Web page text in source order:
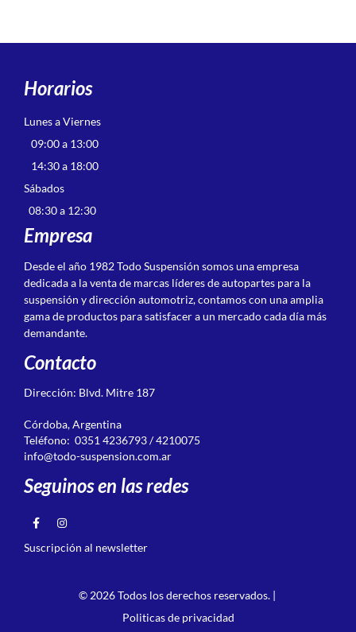
Horarios
Lunes a Viernes
09:00 a 13:00
14:30 a 18:00
Sábados
08:30 a 12:30
Empresa
Desde el año 1982 Todo Suspensión somos una empresa
dedicada a la venta de marcas líderes de autopartes para la
suspensión y dirección automotriz, contamos con una amplia
gama de productos para satisfacer a un mercado cada día más
demandante.
Contacto
Dirección: Blvd. Mitre 187
Córdoba, Argentina
Teléfono: 0351 4236793 / 4210075
info@todo-suspension.com.ar
Seguinos en las redes
Suscripción al newsletter
© 2026 Todos los derechos reservados. |
Politicas de privacidad